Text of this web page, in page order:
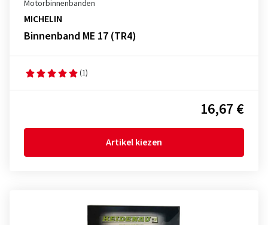
Motorbinnenbanden
MICHELIN
Binnenband ME 17 (TR4)
(1)
16,67 €
Artikel kiezen